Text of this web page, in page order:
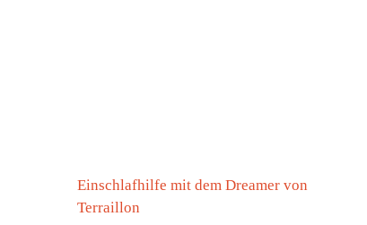
Einschlafhilfe mit dem Dreamer von
Terraillon